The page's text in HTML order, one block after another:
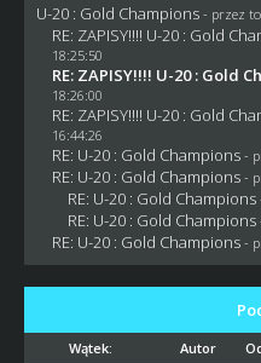
U-20 : Gold Champions - przez
RE: ZAPISY!!!! U-20 : Gold
18:25:50
RE: ZAPISY!!!! U-20 : Gold
18:26:00
RE: ZAPISY!!!! U-20 : Gold
16:44:26
RE: U-20 : Gold Champions -
RE: U-20 : Gold Champions -
RE: U-20 : Gold Champions
RE: U-20 : Gold Champions
RE: U-20 : Gold Champions -
Wątek: Autor